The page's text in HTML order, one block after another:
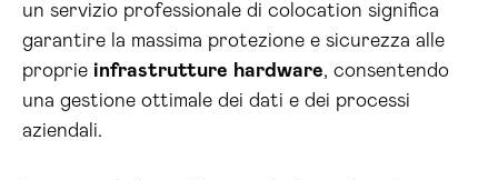
un servizio professionale di colocation significa
garantire la massima protezione e sicurezza alle
proprie infrastrutture hardware, consentendo
una gestione ottimale dei dati e dei processi
aziendali.